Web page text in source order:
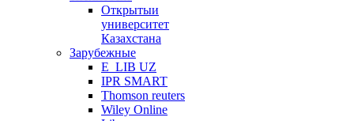
Открытыи
университет
Казахстана
Зарубежные
E_LIB UZ
IPR SMART
Thomson reuters
Wiley Online